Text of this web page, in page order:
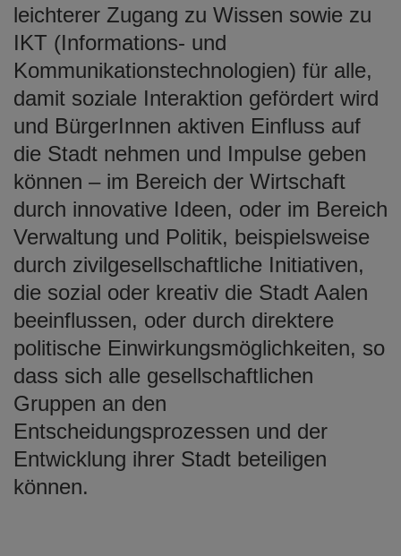
leichterer Zugang zu Wissen sowie zu
IKT (Informations- und
Kommunikationstechnologien) für alle,
damit soziale Interaktion gefördert wird
und BürgerInnen aktiven Einfluss auf
die Stadt nehmen und Impulse geben
können – im Bereich der Wirtschaft
durch innovative Ideen, oder im Bereich
Verwaltung und Politik, beispielsweise
durch zivilgesellschaftliche Initiativen,
die sozial oder kreativ die Stadt Aalen
beeinflussen, oder durch direktere
politische Einwirkungsmöglichkeiten, so
dass sich alle gesellschaftlichen
Gruppen an den
Entscheidungsprozessen und der
Entwicklung ihrer Stadt beteiligen
können.